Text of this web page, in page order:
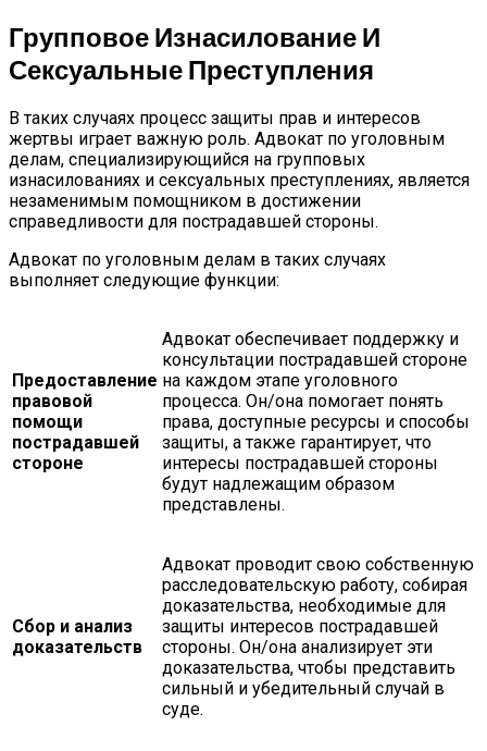
Групповое Изнасилование И
Сексуальные Преступления
В таких случаях процесс защиты прав и интересов
жертвы играет важную роль. Адвокат по уголовным
делам, специализирующийся на групповых
изнасилованиях и сексуальных преступлениях, является
незаменимым помощником в достижении
справедливости для пострадавшей стороны.
Адвокат по уголовным делам в таких случаях
выполняет следующие функции:
Предоставление
правовой
помощи
пострадавшей
стороне
Адвокат обеспечивает поддержку и
консультации пострадавшей стороне
на каждом этапе уголовного
процесса. Он/она помогает понять
права, доступные ресурсы и способы
защиты, а также гарантирует, что
интересы пострадавшей стороны
будут надлежащим образом
представлены.
Сбор и анализ
доказательств
Адвокат проводит свою собственную
расследовательскую работу, собирая
доказательства, необходимые для
защиты интересов пострадавшей
стороны. Он/она анализирует эти
доказательства, чтобы представить
сильный и убедительный случай в
суде.